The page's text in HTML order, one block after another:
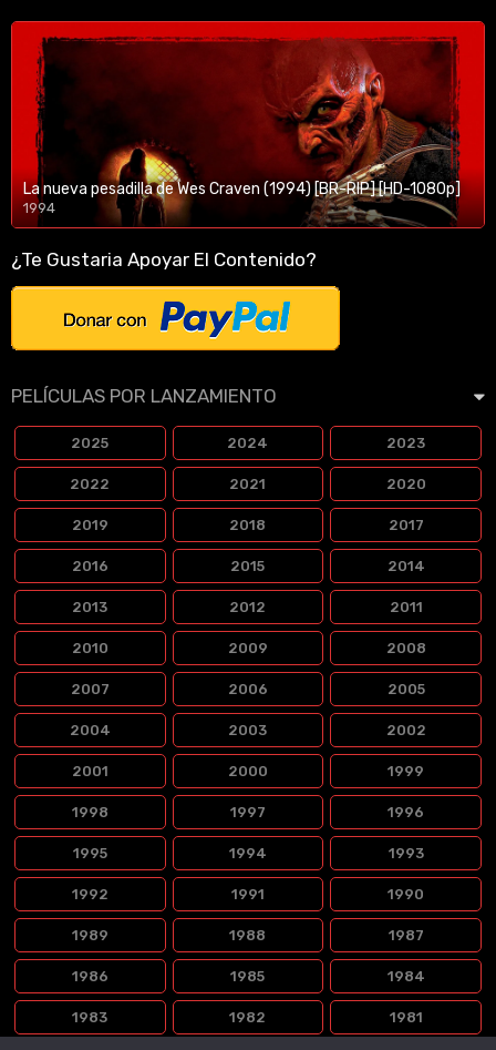
La nueva pesadilla de Wes Craven (1994) [BR-RIP] [HD-1080p]
1994
1080p/720p
¿Te Gustaria Apoyar El Contenido?
PELÍCULAS POR LANZAMIENTO
2025 2024 2023
2022 2021 2020
2019 2018 2017
2016 2015 2014
2013 2012 2011
2010 2009 2008
2007 2006 2005
2004 2003 2002
2001 2000 1999
1998 1997 1996
1995 1994 1993
1992 1991 1990
1989 1988 1987
1986 1985 1984
1983 1982 1981